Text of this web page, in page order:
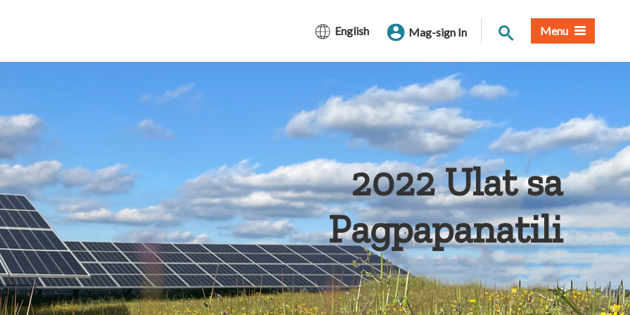
English Mag-sign In Paghahanap sa Site
Menu
2022 Ulat sa
Pagpapanatili